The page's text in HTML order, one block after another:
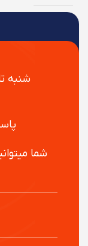
شنبه تا
شما